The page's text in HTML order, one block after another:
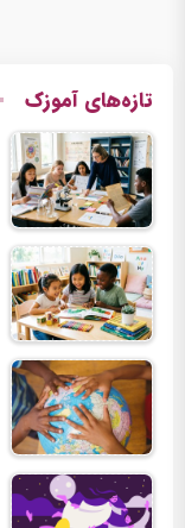
تازه‌های آموزک